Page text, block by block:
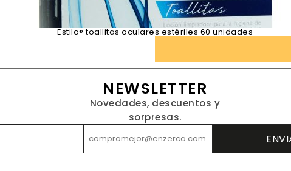
Estila® toallitas oculares estériles 60 unidades
NEWSLETTER
Novedades, descuentos y
sorpresas.